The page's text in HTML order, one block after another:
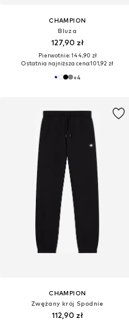
CHAMPION
Bluza
127,90 zł
Pierwotnie: 144,90 zł
Ostatnia najniższa cena:101,92 zł
+4
CHAMPION
Zwężany krój Spodnie
112,90 zł